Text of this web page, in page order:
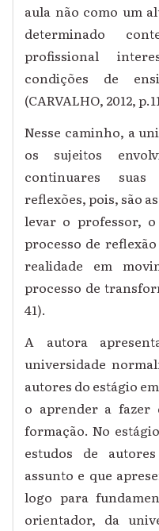
aula não como um
determinado
profissional
condições de
(CARVALHO, 2012,
Nesse caminho, a
os sujeitos
continuares
reflexões, pois, são
levar o professor,
processo de
realidade em
processo de
41).
A autora
universidade
autores do estágio
o aprender a fazer
formação. No
estudos de
assunto e que
logo para
orientador, da